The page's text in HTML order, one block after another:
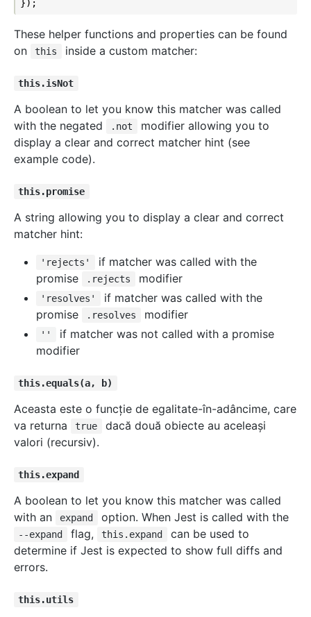
These helper functions and properties can be found
on
this inside a custom matcher:
this.isNot
A boolean to let you know this matcher was called
with the negated
.not
modifier allowing you to
display a clear and correct matcher hint (see
example code).
this.promise
A string allowing you to display a clear and correct
matcher hint:
'rejects'
if matcher was called with the
promise
.rejects modifier
'resolves'
if matcher was called with the
promise
.resolves modifier
''
if matcher was not called with a promise
modifier
this.equals(a, b)
Aceasta este o funcţie de egalitate-în-adâncime, care
va returna
true
dacă două obiecte au aceleaşi
valori (recursiv).
this.expand
A boolean to let you know this matcher was called
with an
expand option. When Jest is called with the
--expand flag, this.expand
can be used to
determine if Jest is expected to show full diffs and
errors.
this.utils